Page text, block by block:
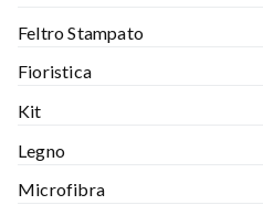
Feltro Stampato
Fioristica
Kit
Legno
Microfibra